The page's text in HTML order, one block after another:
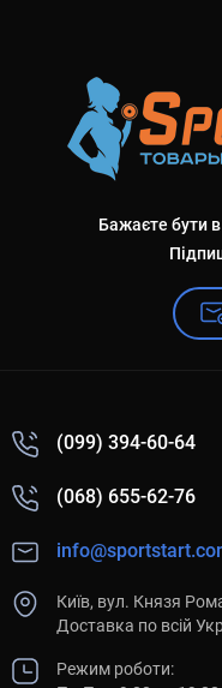
Бажаєте бути в
(099) 394-60-64
(068) 655-62-76
Київ, вул. Князя
Доставка по всій
Режим роботи: